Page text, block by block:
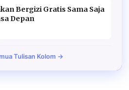
Bergizi Gratis Sama Saja
Depan
Tulisan Kolom →